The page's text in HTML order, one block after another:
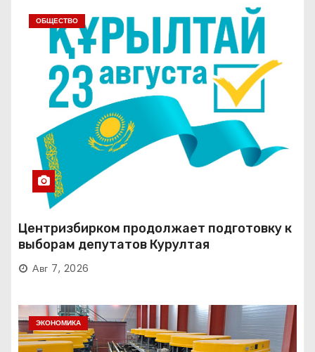
ОБЩЕСТВО
Центризбирком продолжает подготовку к
выборам депутатов Курултая
Авг 7, 2026
ЭКОНОМИКА